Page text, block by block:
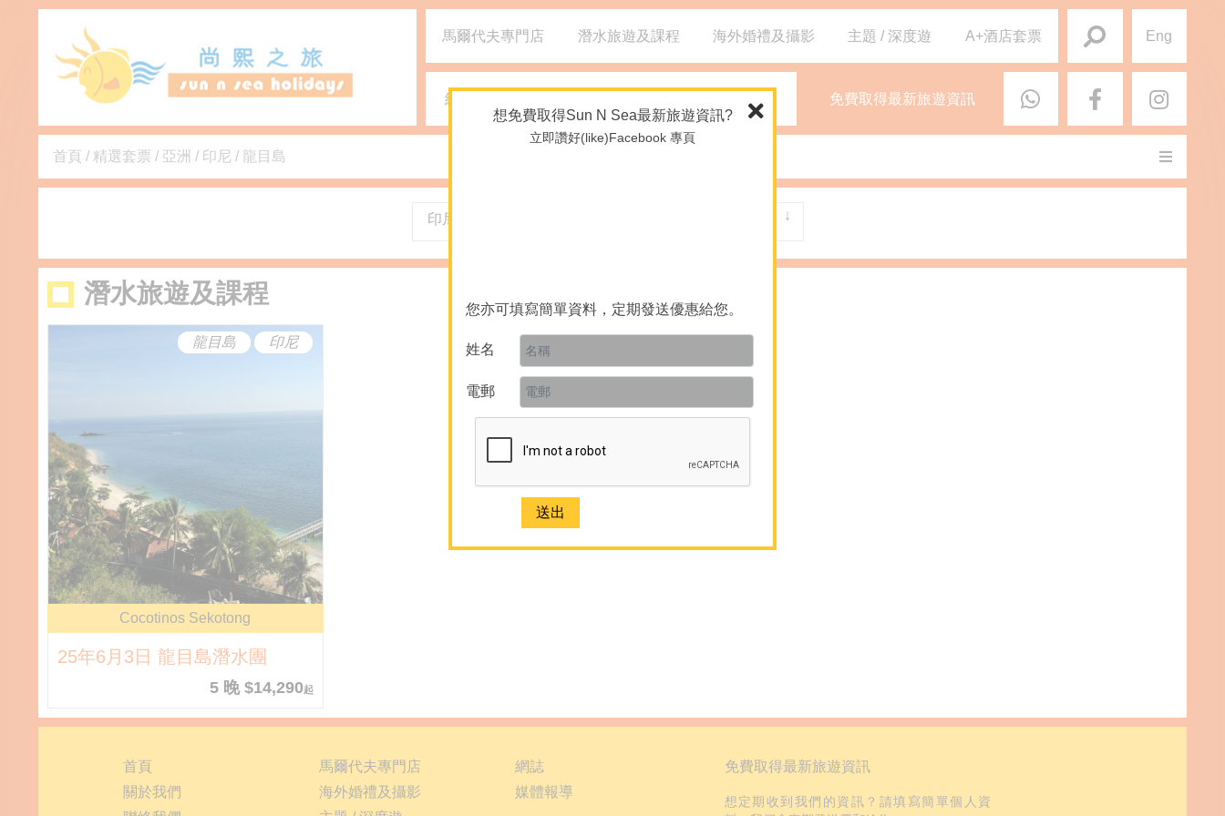
想免費取得Sun N Sea最新旅遊資訊?
立即讚好(like)Facebook 專頁
您亦可填寫簡單資料，定期發送優惠給您。
姓名
電郵
馬爾代夫專門店 潛水旅遊及課程 海外婚禮及攝影 主題 / 深度遊 A+酒店套票 Eng
網誌 免費取得最新旅遊資訊
首頁 / 精選套票 / 亞洲 / 印尼 / 龍目島
印尼
潛水旅遊及課程
龍目島 印尼
Cocotinos Sekotong
25年6月3日 龍目島潛水團
5 晚 $14,290起
首頁
關於我們
馬爾代夫專門店
海外婚禮及攝影
網誌
媒體報導
免費取得最新旅遊資訊
想定期收到我們的資訊？請填寫簡單個人資